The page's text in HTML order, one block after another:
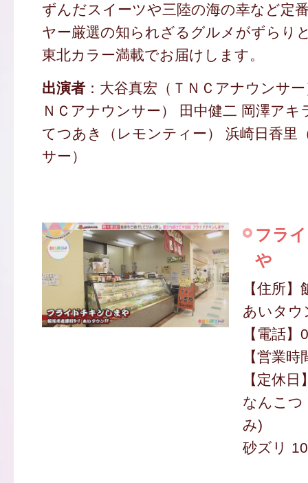
ずんだスイーツや三陸の海の幸など定
ヤー厳選の知られざるグルメがずらり
東北カラー満載でお届けします。
出演者：大谷真宏（ＴＮＣアナウンサ
ＮＣアナウンサー） 田中健二 岡澤アキ
てつあき（レモンティー） 浜崎日香里
サー）
フラ
や
【住所
あいタウ
【電話
【営業
【定休
なんこつ
み)
砂ズリ